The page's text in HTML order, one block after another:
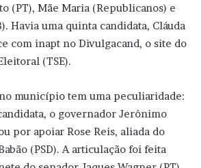
(PT), Mãe Maria (Republicanos) e
Havia uma quinta candidata, Cláuda
com inapt no Divulgacand, o site do
(TSE).
município tem uma peculiaridade:
o governador Jerônimo
por apoiar Rose Reis, aliada do
(PSD). A articulação foi feita